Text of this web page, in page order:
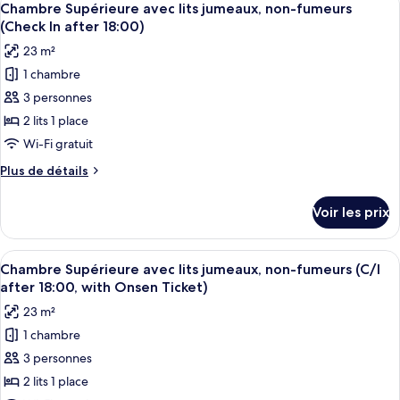
Smoking
with
Onsen
ticket
de
chambre
Superior
King
Room,
Non
Smoking
with
ticket
toutes
les
photos
pour
ce
type
de
chambre :
Chambre
avec
lits
jumeaux,
non-
fumeurs
(Check
In
after
18:00)
2
Chambre Supérieure avec lits jumeaux, non-fumeurs
(Check In after 18:00)
23 m²
1 chambre
3 personnes
2 lits 1 place
Wi-Fi gratuit
Plus de détails
Plus
le
type
de
chambre
Supérieure
avec
lits
jumeaux,
non-
Voir les prix
Afficher
toutes
les
photos
pour
ce
type
Une chambre d’hôtel avec deux
2
Chambre Supérieure avec lits jumeaux, non-fumeurs (C/I
after 18:00, with Onsen Ticket)
23 m²
1 chambre
3 personnes
2 lits 1 place